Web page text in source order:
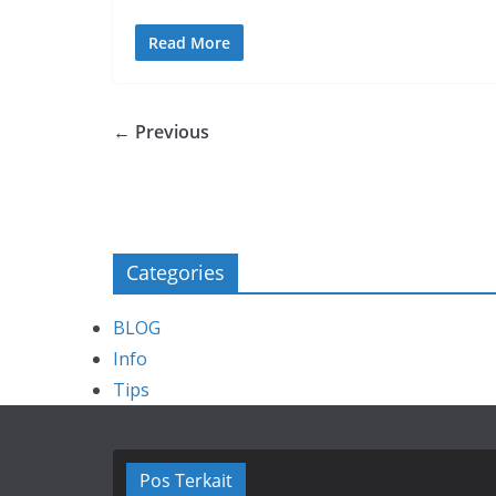
Read More
← Previous
Categories
BLOG
Info
Tips
Pos Terkait